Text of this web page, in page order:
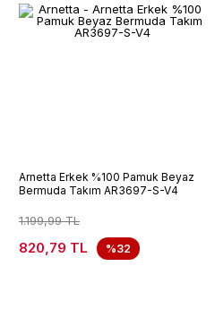
Arnetta Erkek %100 Pamuk Beyaz
Bermuda Takım AR3697-S-V4
1.199,99 TL
820,79 TL %32